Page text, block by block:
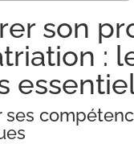
son
:
ses